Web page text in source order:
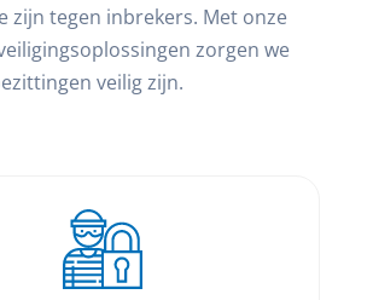
zijn tegen inbrekers. Met onze
zorgen we
veilig zijn.